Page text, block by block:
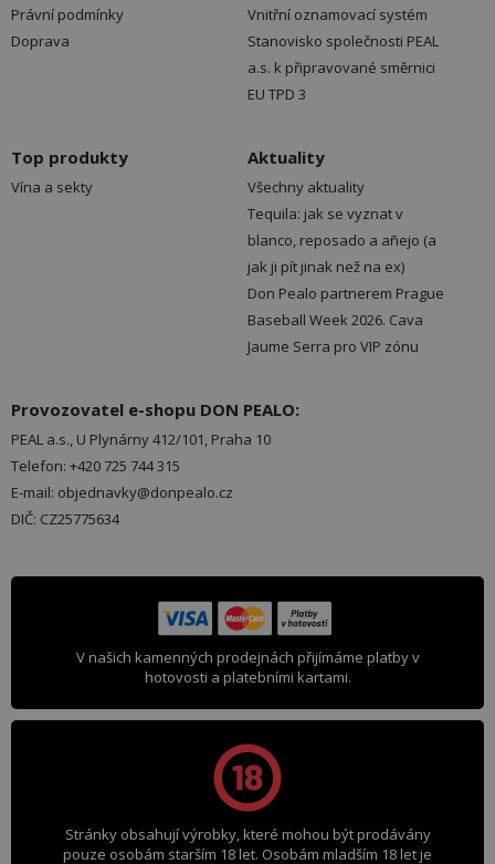
Právní podmínky
Doprava
Vnitřní oznamovací systém
Stanovisko společnosti PEAL
a.s. k připravované směrnici
EU TPD 3
Top produkty
Vína a sekty
Aktuality
Všechny aktuality
Tequila: jak se vyznat v
blanco, reposado a añejo (a
jak ji pít jinak než na ex)
Don Pealo partnerem Prague
Baseball Week 2026. Cava
Jaume Serra pro VIP zónu
Provozovatel e-shopu DON PEALO:
PEAL a.s., U Plynárny 412/101, Praha 10
Telefon: +420 725 744 315
E-mail: objednavky@donpealo.cz
DIČ: CZ25775634
V našich kamenných prodejnách přijímáme platby v
hotovosti a platebními kartami.
Stránky obsahují výrobky, které mohou být prodávány
pouze osobám starším 18 let. Osobám mladším 18 let je